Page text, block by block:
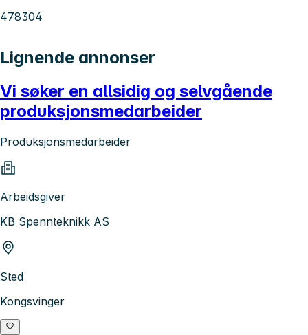
478304
Lignende annonser
Vi søker en allsidig og selvgående
produksjonsmedarbeider
Produksjonsmedarbeider
Arbeidsgiver
KB Spennteknikk AS
Sted
Kongsvinger